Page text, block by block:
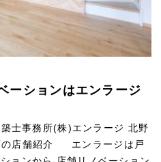
ーションはエンラージ
士事務所(株)エンラージ 北野
店舗紹介 エンラージは戸